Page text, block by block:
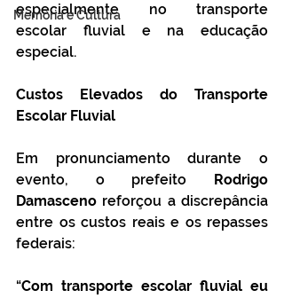
Memória e Cultura
especialmente no transporte
escolar fluvial e na educação
especial.
Custos Elevados do Transporte
Escolar Fluvial
Em pronunciamento durante o
evento, o prefeito
Rodrigo
Damasceno reforçou a discrepância
entre os custos reais e os repasses
federais:
“Com transporte escolar fluvial eu